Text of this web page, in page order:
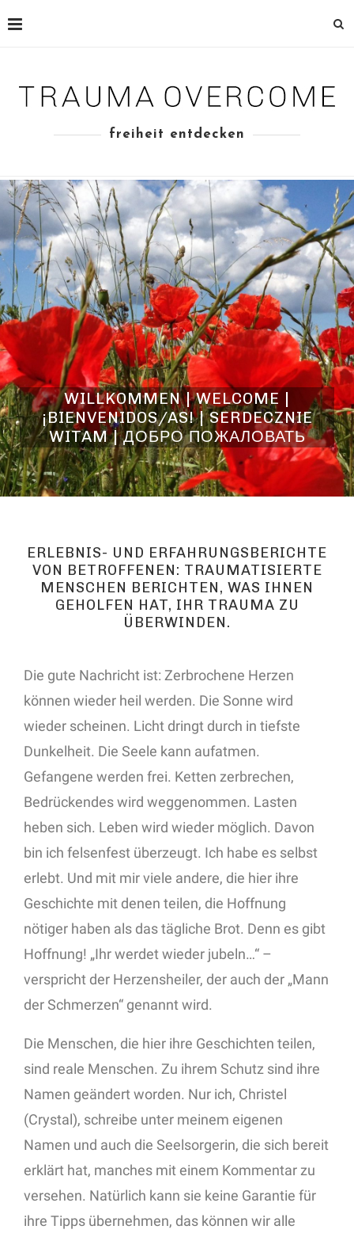
freiheit entdecken
WILLKOMMEN | WELCOME |
¡BIENVENIDOS/AS! | SERDECZNIE
WITAM | ДОБРО ПОЖАЛОВАТЬ
ERLEBNIS- UND ERFAHRUNGSBERICHTE
VON BETROFFENEN: TRAUMATISIERTE
MENSCHEN BERICHTEN, WAS IHNEN
GEHOLFEN HAT, IHR TRAUMA ZU
ÜBERWINDEN.
Die gute Nachricht ist: Zerbrochene Herzen
können wieder heil werden. Die Sonne wird
wieder scheinen. Licht dringt durch in tiefste
Dunkelheit. Die Seele kann aufatmen.
Gefangene werden frei. Ketten zerbrechen,
Bedrückendes wird weggenommen. Lasten
heben sich. Leben wird wieder möglich. Davon
bin ich felsenfest überzeugt. Ich habe es selbst
erlebt. Und mit mir viele andere, die hier ihre
Geschichte mit denen teilen, die Hoffnung
nötiger haben als das tägliche Brot. Denn es gibt
Hoffnung! „Ihr werdet wieder jubeln…“ –
verspricht der Herzensheiler, der auch der „Mann
der Schmerzen“ genannt wird.
Die Menschen, die hier ihre Geschichten teilen,
sind reale Menschen. Zu ihrem Schutz sind ihre
Namen geändert worden. Nur ich, Christel
(Crystal), schreibe unter meinem eigenen
Namen und auch die Seelsorgerin, die sich bereit
erklärt hat, manches mit einem Kommentar zu
versehen. Natürlich kann sie keine Garantie für
ihre Tipps übernehmen, das können wir alle